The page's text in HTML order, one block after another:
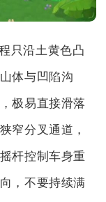
只沿土黄色凸
体与凹陷沟
极易直接滑落
窄分叉通道，
杆控制车身重
，不要持续满